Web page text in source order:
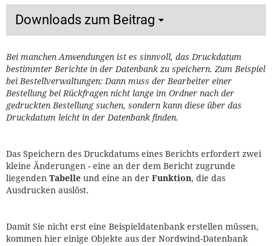
Downloads zum Beitrag
Bei manchen Anwendungen ist es sinnvoll, das Druckdatum
bestimmter Berichte in der Datenbank zu speichern. Zum Beispiel
bei Bestellverwaltungen: Dann muss der Bearbeiter einer
Bestellung bei Rückfragen nicht lange im Ordner nach der
gedruckten Bestellung suchen, sondern kann diese über das
Druckdatum leicht in der Datenbank finden.
Das Speichern des Druckdatums eines Berichts erfordert zwei
kleine Änderungen - eine an der dem Bericht zugrunde
liegenden Tabelle und eine an der Funktion, die das
Ausdrucken auslöst.
Damit Sie nicht erst eine Beispieldatenbank erstellen müssen,
kommen hier einige Objekte aus der Nordwind-Datenbank